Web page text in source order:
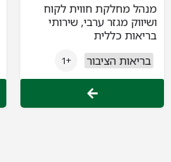
מנהל מחלקת חווית לקוח
ושיווק מגזר ערבי, שירותי
בריאות כללית
בריאות הציבור
+1